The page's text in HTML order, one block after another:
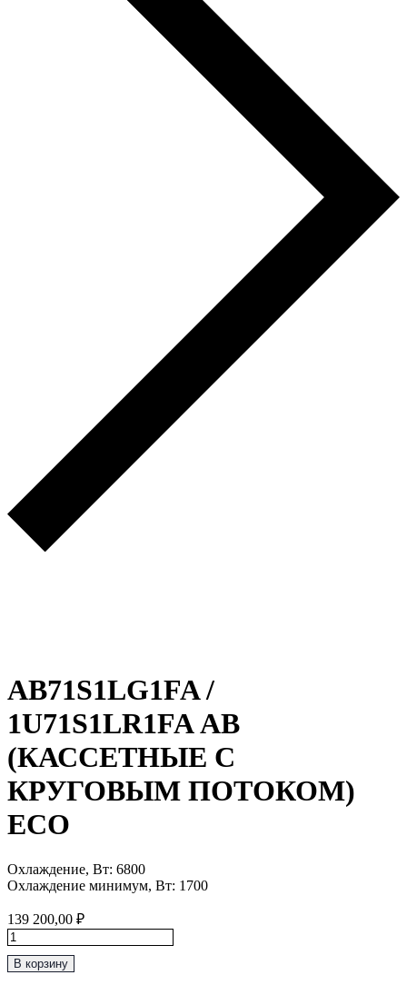
AB71S1LG1FA /
1U71S1LR1FA АB
(КАССЕТНЫЕ С
КРУГОВЫМ ПОТОКОМ)
ECO
Охлаждение, Вт: 6800
Охлаждение минимум, Вт: 1700
139 200,00 ₽
Количество
товара
AB71S1LG1FA
В корзину